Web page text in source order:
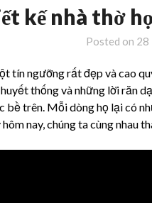
kế nhà thờ
Posted on 28
tín ngưỡng rất đẹp và cao
thống và những lời răn
bề trên. Mỗi dòng họ lại có
nay, chúng ta cùng nhau